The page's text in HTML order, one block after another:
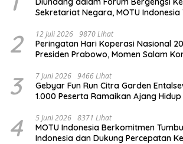
Sekretariat Negara, MOTU Indonesia
2 12 Juli 2026 9870 Lihat
Peringatan Hari Koperasi Nasional
Presiden Prabowo, Momen Salam
3 7 Juni 2026 9466 Lihat
Gebyar Fun Run Citra Garden
1.000 Peserta Ramaikan Ajang
4 5 Juni 2026 8371 Lihat
MOTU Indonesia Berkomitmen
Indonesia dan Dukung Percepatan